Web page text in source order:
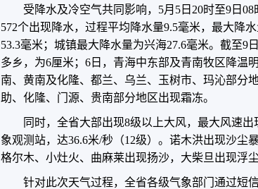
受降水及冷空气共同影响，5月5日20时至9日
572个出现降水，过程平均降水量9.5毫米，最大降
53.3毫米；城镇最大降水量为兴海27.6毫米。截至9
多乡，为6厘米；6日，青海中东部及青南牧区降温
南、黄南及化隆、都兰、乌兰、玉树市、玛沁部分
助、化隆、门源、贵南部分地区出现霜冻。
同时，全省大部出现8级以上大风，最大风速
象观测站，达36.6米/秒（12级）。诺木洪出现沙尘
格尔木、小灶火、曲麻莱出现扬沙，大柴旦出现浮尘
针对此次天气过程，全省各级气象部门通过短